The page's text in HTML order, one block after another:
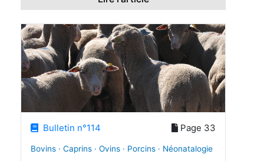
Bulletin n°114 Page 33
Bovins · Caprins · Ovins · Porcins · Néonatalogie